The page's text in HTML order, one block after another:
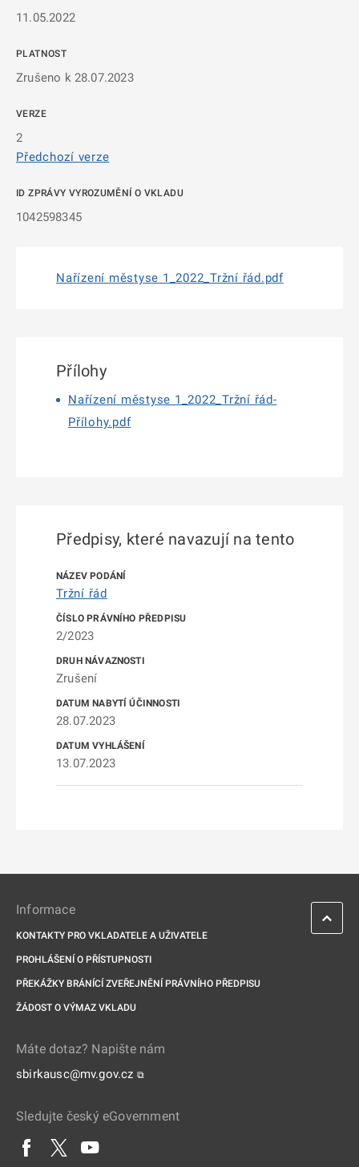
11.05.2022
PLATNOST
Zrušeno k 28.07.2023
VERZE
2
Předchozí verze
ID ZPRÁVY VYROZUMĚNÍ O VKLADU
1042598345
Nařízení městyse 1_2022_Tržní řád.pdf
Přílohy
Nařízení městyse 1_2022_Tržní řád-
Přílohy.pdf
Předpisy, které navazují na tento
Tržní řád
2/2023
Zrušení
28.07.2023
13.07.2023
Informace
KONTAKTY PRO VKLADATELE A UŽIVATELE
PROHLÁŠENÍ O PŘÍSTUPNOSTI
PŘEKÁŽKY BRÁNÍCÍ ZVEŘEJNĚNÍ PRÁVNÍHO PŘEDPISU
ŽÁDOST O VÝMAZ VKLADU
Máte dotaz? Napište nám
sbirkausc@mv.gov.cz ⧉
Sledujte český eGovernment